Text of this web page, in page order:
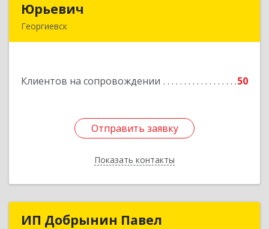
Юрьевич
Георгиевск
Клиентов на сопровождении 50
Отправить заявку
Показать контакты
Отправить заявку
Назад
ИП Добрынин ПавелИП Добрынин Павел